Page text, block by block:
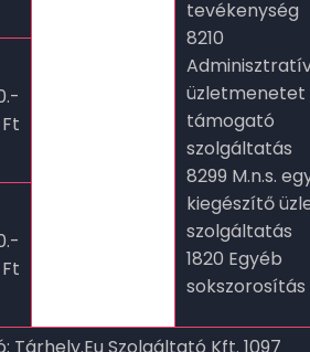
tevékenység
8210
üzletmenetet
támogató
szolgáltatás
8299 M.n.s.
kiegészítő
szolgáltatás
1820 Egyéb
sokszorosítás
Ft
Ft